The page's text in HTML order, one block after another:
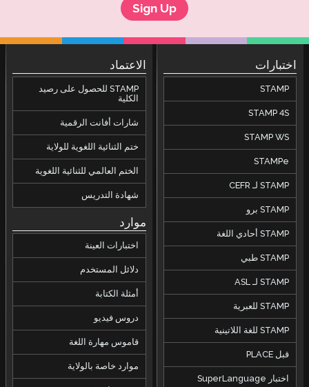
Sign Up
اختبارات
STAMP
STAMP 4S
STAMP WS
STAMPe
STAMP لـ CEFR
STAMP برو
STAMP أحادي اللغة
STAMP طبي
STAMP لـ ASL
STAMP للعبرية
STAMP للغة اللاتينية
قبل PLACE
اختبار SuperLanguage
الاعتماد
STAMP للحصول على رصيد
الكلية
شارات أفانت الرقمية
ختم الثنائية اللغوية للولاية
الختم العالمي للثنائية اللغوية
شهادة التدريس
موارد
اختبارات العينة
دلائل المستخدم
أمثلة الكتابة
دروس فيديو
قاموس مهارة اللغة
موارد خاصة بالولاية